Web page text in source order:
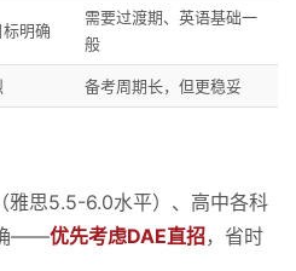
明确
需要过渡期、英语基础一
般
备考周期长，但更稳妥
雅思5.5-6.0水平）、高中各科
确——优先考虑DAE直招，省时